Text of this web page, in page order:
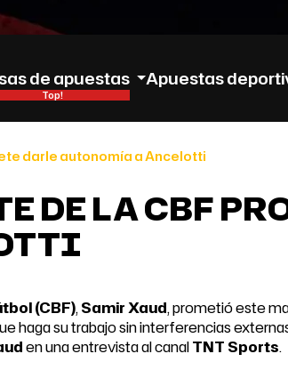
de apuestas Apuestas
darle autonomía a Ancelotti
DE LA CBF
(CBF),Samir Xaud, prometió este
haga su trabajo sin interferencias
en una entrevista al canalTNT Sports.